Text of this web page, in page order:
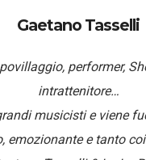
Gaetano Tasselli
performer,
intrattenitore…
musicisti e viene
emozionante e tanto